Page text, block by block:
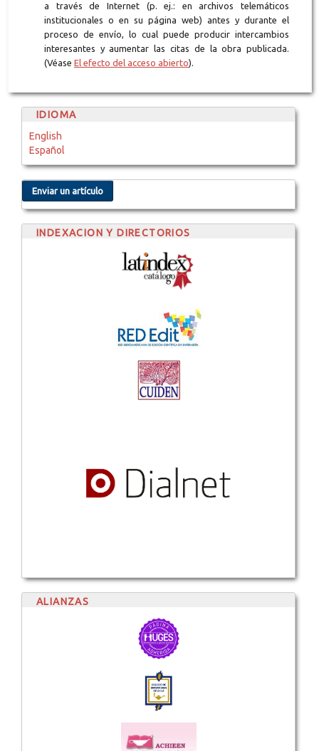
a través de Internet (p. ej.: en archivos telemáticos
institucionales o en su página web) antes y durante el
proceso de envío, lo cual puede producir intercambios
interesantes y aumentar las citas de la obra publicada.
(Véase El efecto del acceso abierto).
IDIOMA
English
Español
Enviar un artículo
INDEXACION Y DIRECTORIOS
ALIANZAS